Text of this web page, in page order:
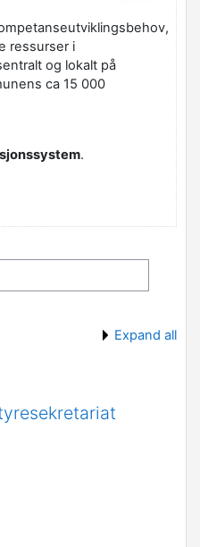
ressurser i
og lokalt på
ca 15 000
.
Expand all